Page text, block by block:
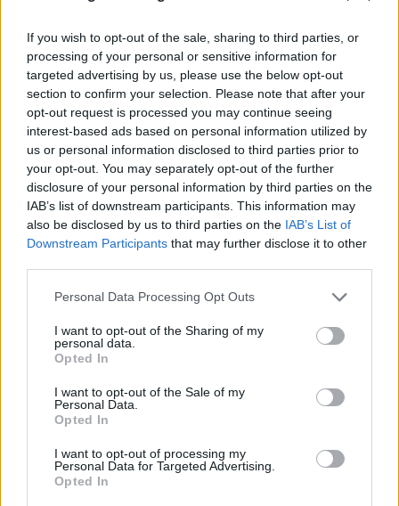
If you wish to opt-out of the sale, sharing to third parties, or
processing of your personal or sensitive information for
targeted advertising by us, please use the below opt-out
section to confirm your selection. Please note that after your
opt-out request is processed you may continue seeing
interest-based ads based on personal information utilized by
us or personal information disclosed to third parties prior to
your opt-out. You may separately opt-out of the further
disclosure of your personal information by third parties on the
IAB’s list of downstream participants. This information may
also be disclosed by us to third parties on the IAB’s List of
Downstream Participants that may further disclose it to other
Personal Data Processing Opt Outs
I want to opt-out of the Sharing of my
personal data.
Opted In
I want to opt-out of the Sale of my
Personal Data.
Opted In
I want to opt-out of processing my
Personal Data for Targeted Advertising.
Opted In
Μπορεί επίσης να σε ενδιαφέρει
ΕΛΛΆΔΑ
Kυκλοφοριακές
ρυθμίσεις το
απόγευμα στα νότια
προάστια της Αθήνας
ΕΛΛΆΔΑ
ΕΛΑΣ: Βρέθηκαν
αρχαία αντικείμενα
σε δασική περιοχή της
Πάρνηθας
ρυθμίσεις σήμερα στο
κέντρο στο πλαίσιο
Πνεύματος: Πάνω από
18.400 κλήσεις